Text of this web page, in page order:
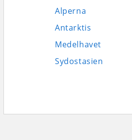
Alperna
Antarktis
Medelhavet
Sydostasien